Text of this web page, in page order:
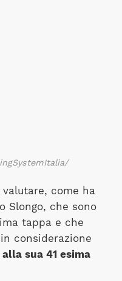
come ha
Slongo, che sono
tappa e che
considerazione
alla sua 41 esima